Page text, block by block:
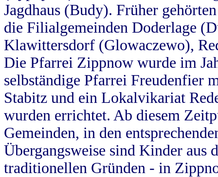
Jagdhaus (Budy). Früher
die Filialgemeinden Doderlage
Klawittersdorf (Glowaczewo),
Die Pfarrei Zippnow wurde im
selbständige Pfarrei Freudenfier
Stabitz und ein Lokalvikariat
wurden errichtet. Ab diesem
Gemeinden, in den
Übergangsweise sind Kinder aus
traditionellen Gründen - in